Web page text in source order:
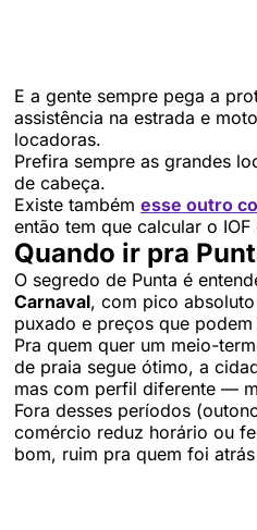
E a gente sempre pega a
assistência na estrada e
locadoras.
Prefira sempre as grandes
de cabeça.
Existe também esse outro
então tem que calcular o
Quando ir pra
O segredo de Punta é
Carnaval, com pico
puxado e preços que
Pra quem quer um meio-
de praia segue ótimo, a
mas com perfil diferente —
Fora desses períodos
comércio reduz horário ou
bom, ruim pra quem foi